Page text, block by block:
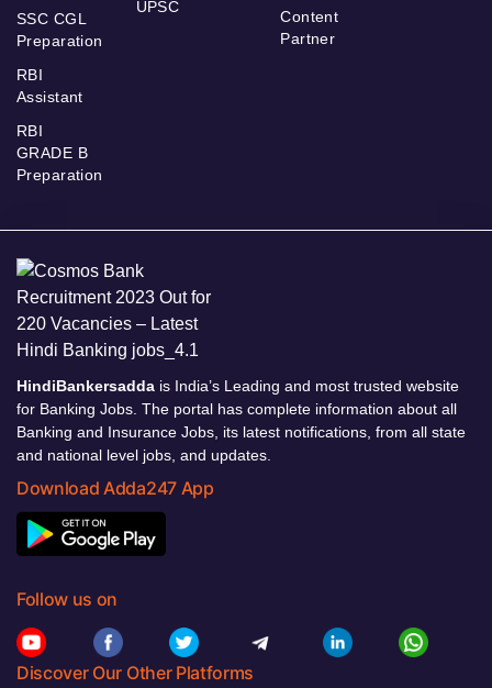
SSC CGL
Preparation
RBI
Assistant
RBI
GRADE B
Preparation
UPSC
Content
Partner
HindiBankersadda is India’s Leading and most trusted website
for Banking Jobs. The portal has complete information about all
Banking and Insurance Jobs, its latest notifications, from all state
and national level jobs, and updates.
Download Adda247 App
Follow us on
Discover Our Other Platforms